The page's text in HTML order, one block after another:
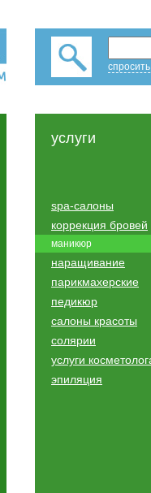
услуги
spa-салоны
коррекция бровей
маникюр
наращивание
парикмахерские
педикюр
салоны красоты
солярии
услуги
эпиляция